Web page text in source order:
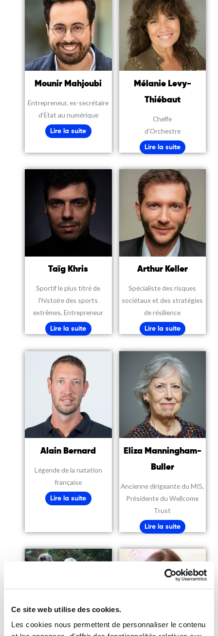
Ce site web utilise des cookies.
Les cookies nous permettent de personnaliser le contenu
Mounir Mahjoubi
Entrepreneur, ex-secrétaire
d’Etat au numérique
Lire la suite
Mélanie Levy-
Thiébaut
Cheffe
d’Orchestre
Lire la suite
Taïg Khris
Sportif le plus titré de
l’histoire des sports
extrêmes, Entrepreneur
Lire la suite
Arthur Keller
Spécialiste des risques
sociétaux et des stratégies
de résilience
Lire la suite
Alain Bernard
Légende de la natation
française
Lire la suite
Eliza Manningham-
Buller
Ancienne dirigeante du MI5,
Présidente du Wellcome
Trust
Lire la suite